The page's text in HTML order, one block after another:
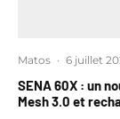
Matos · 6 juillet
SENA 60X : un
Mesh 3.0 et